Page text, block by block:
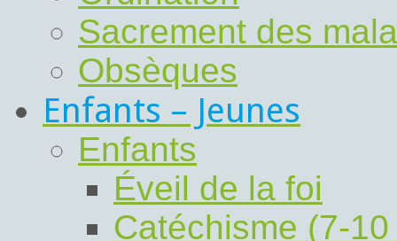
Sacrement des
Obsèques
Enfants – Jeunes
Enfants
Éveil de la foi
Catéchisme (7-